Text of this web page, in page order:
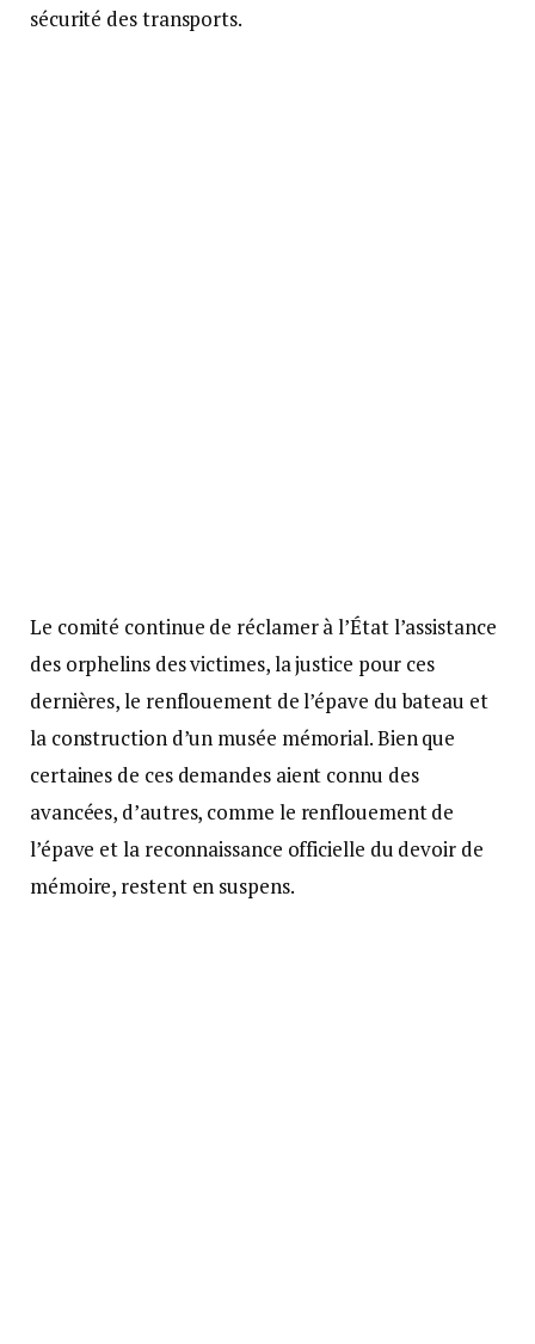
sécurité des transports.
Le comité continue de réclamer à l’État l’assistance
des orphelins des victimes, la justice pour ces
dernières, le renflouement de l’épave du bateau et
la construction d’un musée mémorial. Bien que
certaines de ces demandes aient connu des
avancées, d’autres, comme le renflouement de
l’épave et la reconnaissance officielle du devoir de
mémoire, restent en suspens.